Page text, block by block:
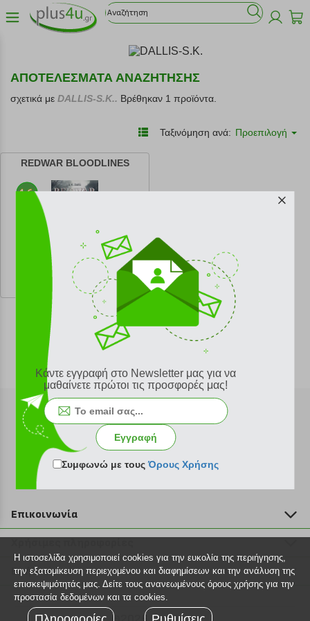
ΑΠΟΤΕΛΕΣΜΑΤΑ ΑΝΑΖΗΤΗΣΗΣ
σχετικά με DALLIS-S.K.. Βρέθηκαν 1 προϊόντα.
Ταξινόμηση ανά: Προεπιλογή
REDWAR BLOODLINES
κωδ. 108217166
16.21 €
Ελάχιστη 30 ημερών 18.01 €
Προτεινόμενη λιανική 18.01 €
Εγγραφή στο newsletter
Επικοινωνία
211 2000 700
info@plus4u.gr
Η εταιρία
Σημεία παραλαβής
Ευκαιρίες καριέρας
Βοήθεια
Εξέλιξη παραγγελίας
Τρόποι παραγγελίας
Κάντε εγγραφή στο Newsletter μας για να
μαθαίνετε πρώτοι τις προσφορές μας!
Εγγραφή
Συμφωνώ με τουςΌρους Χρήσης
Η ιστοσελίδα χρησιμοποιεί cookies για την ευκολία της περιήγησης,
την εξατομίκευση περιεχομένου και διαφημίσεων και την ανάλυση της
επισκεψιμότητάς μας. Δείτε τους ανανεωμένους όρους χρήσης για την
προστασία δεδομένων και τα cookies.